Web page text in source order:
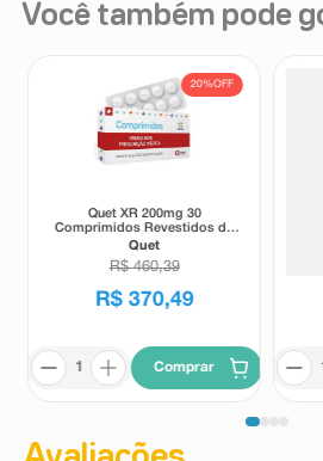
Você também pode
20%OFF
Quet XR 200mg 30
Comprimidos Revestidos de
Liberação Prolongada
Quet
R$ 460,39
R$ 370,49
Comprar